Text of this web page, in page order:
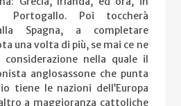
Poi toccherà
Spagna, a completare
una volta di più, se mai ce ne
nella quale il
anglosassone che punta
tiene le nazioni dell’Europa
a maggioranza cattoliche